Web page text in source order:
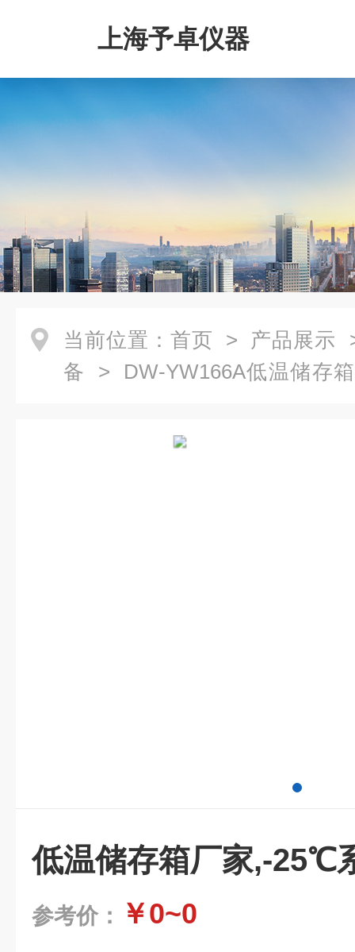
上海予卓仪器
当前位置： 首页 > 产品展示
备 > DW-YW166A低温储存
低温储存箱厂家,-25℃
参考价： ￥0~0